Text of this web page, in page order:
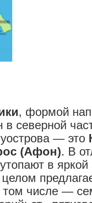
, формой
в северной
— это
(Афон). В
в
числе —